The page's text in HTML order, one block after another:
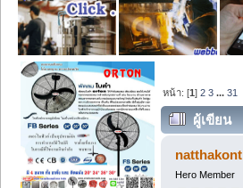
หน้า: [1]2 3 ...31
ผู้เขียน
natthakont
Hero Member